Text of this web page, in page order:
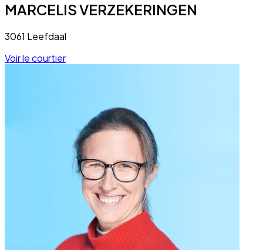
MARCELIS VERZEKERINGEN
3061 Leefdaal
Voir le courtier